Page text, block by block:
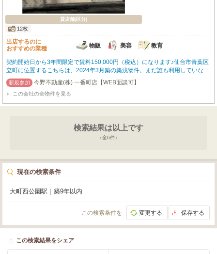
貸店舗(区分)
12枚
出店するのに
おすすめの業種
物販 美容 教育
契約開始日から3年間限定で賃料150,000円（税込）になります♪仙台市青葉区
立町に位置するこちらは、2024年3月築の築浅物件。まだ誰も利用していない
真新しい空間で、お客様の新しいスタートを応援します。広々とした49.27m²
の専有面積を誇る1階の路面店、スケルトン渡しなのでお客様の理想とする店
舗デザインを自由に実現していただけます。仙台市営地下鉄南北線「勾当台公
園駅」と東西線「大町西公園駅」から徒歩10分とアクセスも良好。周辺にはイ
康・介護、教育・スクールなど、幅広い業種におすすめです。
今野不動産(株) 一番町店【WEB面談可】
この会社の全物件を見る
検索結果は以上です
（全6件）
現在の検索条件
大町西公園駅 築9年以内
この検索条件を 変更する 保存する
この検索結果をシェア